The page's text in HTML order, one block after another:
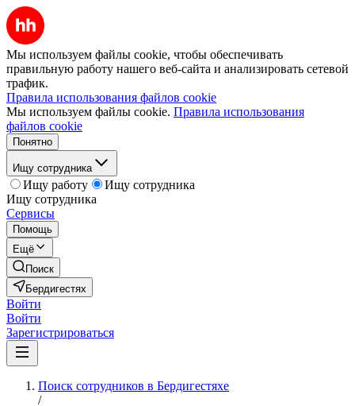
Мы используем файлы cookie, чтобы обеспечивать
правильную работу нашего веб-сайта и анализировать сетевой
трафик.
Правила использования файлов cookie
Мы используем файлы cookie. Правила использования
файлов cookie
Понятно
Ищу сотрудника
Ищу работу
Ищу сотрудника
Ищу сотрудника
Сервисы
Помощь
Ещё
Поиск
Бердигестях
Войти
Войти
Зарегистрироваться
Поиск сотрудников в Бердигестяхе
/